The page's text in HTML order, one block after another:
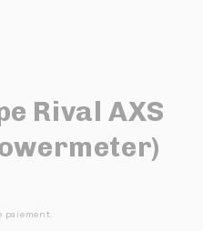
Rival AXS
paiement.